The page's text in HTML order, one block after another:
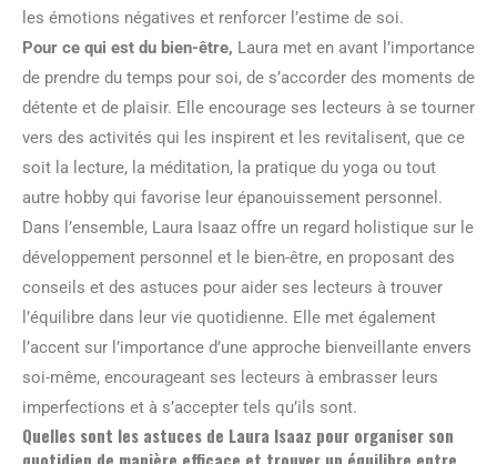
les émotions négatives et renforcer l’estime de soi.
Pour ce qui est du bien-être, Laura met en avant l’importance
de prendre du temps pour soi, de s’accorder des moments de
détente et de plaisir. Elle encourage ses lecteurs à se tourner
vers des activités qui les inspirent et les revitalisent, que ce
soit la lecture, la méditation, la pratique du yoga ou tout
autre hobby qui favorise leur épanouissement personnel.
Dans l’ensemble, Laura Isaaz offre un regard holistique sur le
développement personnel et le bien-être, en proposant des
conseils et des astuces pour aider ses lecteurs à trouver
l’équilibre dans leur vie quotidienne. Elle met également
l’accent sur l’importance d’une approche bienveillante envers
soi-même, encourageant ses lecteurs à embrasser leurs
imperfections et à s’accepter tels qu’ils sont.
Quelles sont les astuces de Laura Isaaz pour organiser son